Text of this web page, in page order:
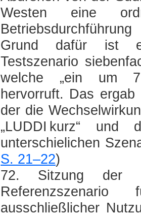
Westen eine
Grund dafür ist
Testszenario
welche „ein um
hervorruft. Das
der die
„LUDDI kurz“
unterschielichen
S. 21–22)
72. Sitzung der
ausschließlicher